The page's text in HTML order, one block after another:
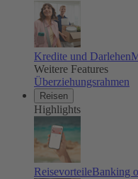
Kredite und Darlehen
Weitere Features
Überziehungsrahmen
Reisen
Highlights
ReisevorteileBanking